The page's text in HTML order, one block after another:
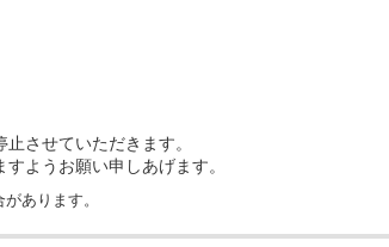
させていただきます。
ようお願い申しあげます。
あります。